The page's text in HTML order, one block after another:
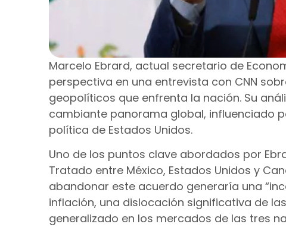
Marcelo Ebrard, actual secretario de
perspectiva en una entrevista con CNN
geopolíticos que enfrenta la nación. Su
cambiante panorama global, influenciado
política de Estados Unidos.
Uno de los puntos clave abordados por
Tratado entre México, Estados Unidos y
abandonar este acuerdo generaría una
inflación, una dislocación significativa de
generalizado en los mercados de las tres